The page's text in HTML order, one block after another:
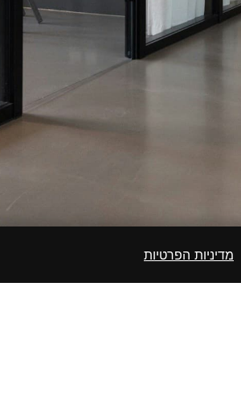
מדיניות הפרטיות